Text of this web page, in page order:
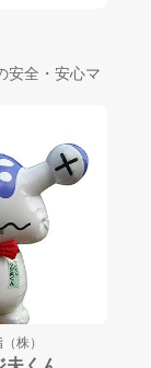
安全・安心マ
株）